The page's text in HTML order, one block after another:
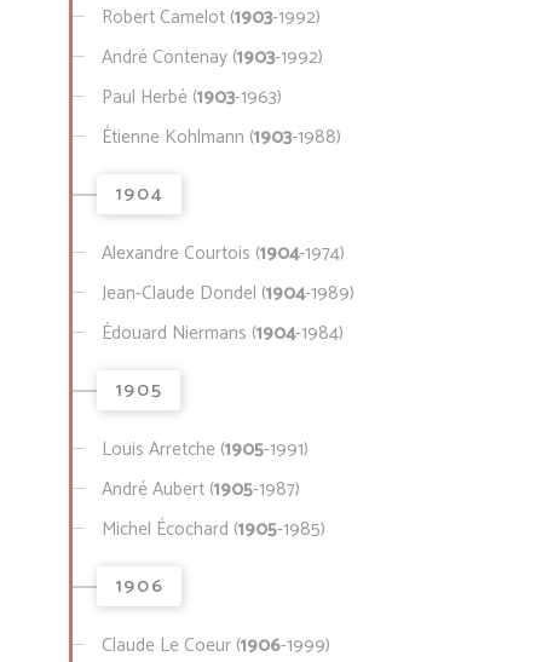
Robert Camelot (1903-1992)
André Contenay (1903-1992)
Paul Herbé (1903-1963)
Étienne Kohlmann (1903-1988)
1904
Alexandre Courtois (1904-1974)
Jean-Claude Dondel (1904-1989)
Édouard Niermans (1904-1984)
1905
Louis Arretche (1905-1991)
André Aubert (1905-1987)
Michel Écochard (1905-1985)
1906
Claude Le Coeur (1906-1999)